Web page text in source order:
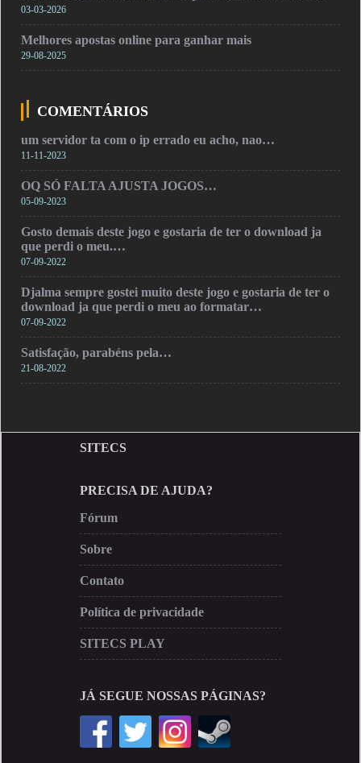
03-03-2026
Melhores apostas online para ganhar mais
29-08-2025
COMENTÁRIOS
um servidor ta com o ip errado eu acho, nao…
11-11-2023
OQ SÓ FALTA AJUSTA JOGOS…
05-09-2023
Gosto demais deste jogo e gostaria de ter o download ja
que perdi o meu.…
07-09-2022
Djalma sempre gostei muito deste jogo e gostaria de ter o
download ja que perdi o meu ao formatar…
07-09-2022
Satisfação, parabéns pela…
21-08-2022
SITECS
PRECISA DE AJUDA?
Fórum
Sobre
Contato
Política de privacidade
SITECS PLAY
JÁ SEGUE NOSSAS PÁGINAS?